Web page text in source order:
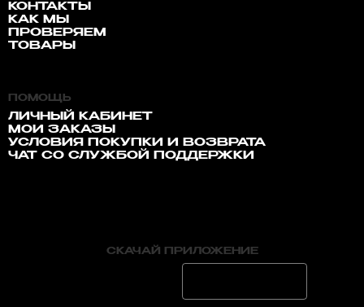
КОНТАКТЫ
КАК МЫ
ПРОВЕРЯЕМ
ТОВАРЫ
ПОМОЩЬ
ЛИЧНЫЙ КАБИНЕТ
МОИ ЗАКАЗЫ
УСЛОВИЯ ПОКУПКИ И ВОЗВРАТА
ЧАТ СО СЛУЖБОЙ ПОДДЕРЖКИ
СКАЧАЙ ПРИЛОЖЕНИЕ